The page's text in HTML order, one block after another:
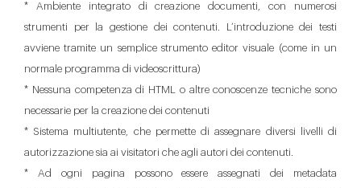
* Ambiente integrato di creazione documenti, con numerosi
strumenti per la gestione dei contenuti. L’introduzione dei testi
avviene tramite un semplice strumento editor visuale (come in un
normale programma di videoscrittura)
* Nessuna competenza di HTML o altre conoscenze tecniche sono
necessarie per la creazione dei contenuti
* Sistema multiutente, che permette di assegnare diversi livelli di
autorizzazione sia ai visitatori che agli autori dei contenuti.
* Ad ogni pagina possono essere assegnati dei metadata